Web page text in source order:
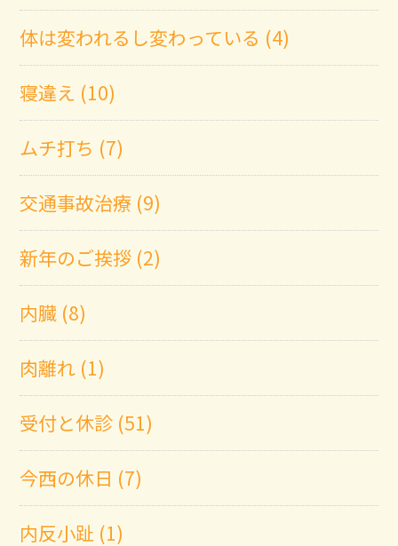
体は変われるし変わっている (4)
寝違え (10)
ムチ打ち (7)
交通事故治療 (9)
新年のご挨拶 (2)
内臓 (8)
肉離れ (1)
受付と休診 (51)
今西の休日 (7)
内反小趾 (1)